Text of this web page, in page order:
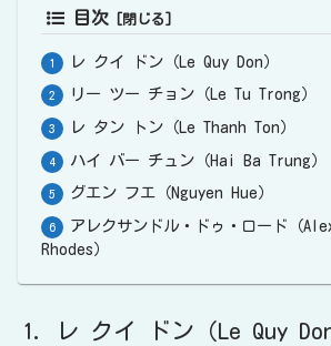
目次
レ クイ ドン（Le Quy Don）
リー ツー チョン（Le Tu Trong）
レ タン トン（Le Thanh Ton）
ハイ バー チュン（Hai Ba Trung）
グエン フエ（Nguyen Hue）
アレクサンドル・ドゥ・ロード（
Rhodes）
レ クイ ドン（Le Quy Don